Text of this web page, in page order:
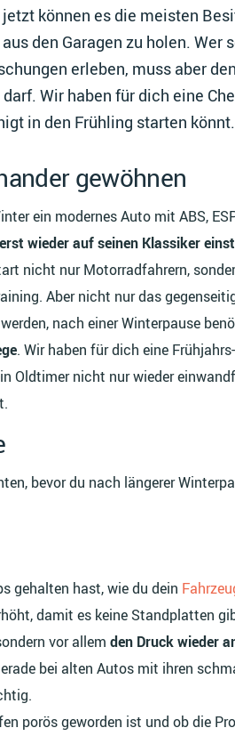
können es die meisten
den Garagen zu holen.
erleben, muss aber
Wir haben für dich eine
in den Frühling starten könnt.
gewöhnen
ein modernes Auto mit ABS,
erst wieder auf seinen Klassiker
nicht nur Motorradfahrern,
Aber nicht nur das
nach einer Winterpause
. Wir haben für dich eine
Oldtimer nicht nur wieder
bevor du nach längerer
gehalten hast, wie du dein
damit es keine Standplatten
vor allem den Druck wieder
bei alten Autos mit ihren
porös geworden ist und ob die